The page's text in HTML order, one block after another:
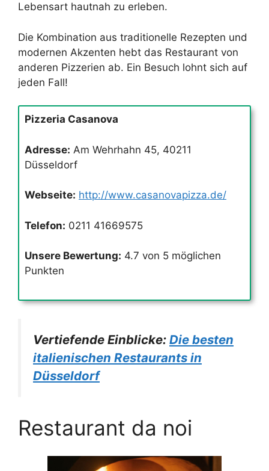
Lebensart hautnah zu erleben.
Die Kombination aus traditionelle Rezepten und
modernen Akzenten hebt das Restaurant von
anderen Pizzerien ab. Ein Besuch lohnt sich auf
jeden Fall!
Pizzeria Casanova
Adresse: Am Wehrhahn 45, 40211
Düsseldorf
Webseite: http://www.casanovapizza.de/
Telefon: 0211 41669575
Unsere Bewertung: 4.7 von 5 möglichen
Punkten
Vertiefende Einblicke: Die besten
italienischen Restaurants in
Düsseldorf
Restaurant da noi